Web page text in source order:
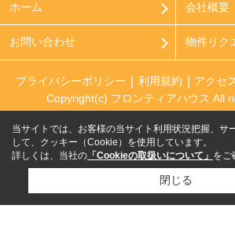
ホーム 会社概要
お問い合わせ 物件リク
プライバシーポリシー 利用規約 アクセ
Copyright(c) フロンティアハウス All
当サイトでは、お客様の当サイト利用状況把握、サ
して、クッキー（Cookie）を使用しています。
詳しくは、当社の 「Cookieの取扱いについて」 をご
閉じる